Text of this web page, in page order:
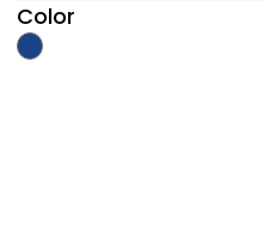
Color